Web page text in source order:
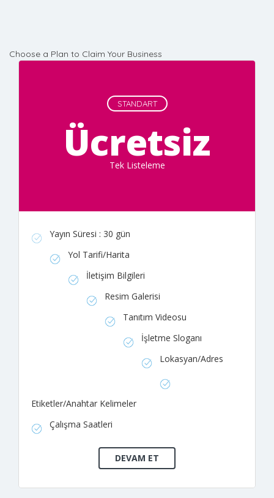
Choose a Plan to Claim Your Business
STANDART
Ücretsiz
Tek Listeleme
Yayın Süresi : 30 gün
Yol Tarifi/Harita
İletişim Bilgileri
Resim Galerisi
Tanıtım Videosu
İşletme Sloganı
Lokasyan/Adres
Etiketler/Anahtar Kelimeler
Çalışma Saatleri